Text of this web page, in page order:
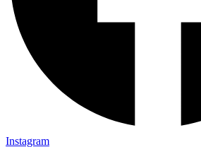
Instagram